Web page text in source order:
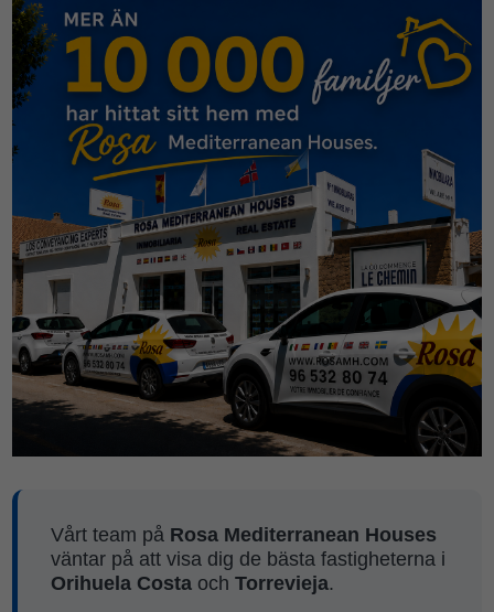
Vårt team på Rosa Mediterranean Houses
väntar på att visa dig de bästa fastigheterna i
Orihuela Costa ochTorrevieja.